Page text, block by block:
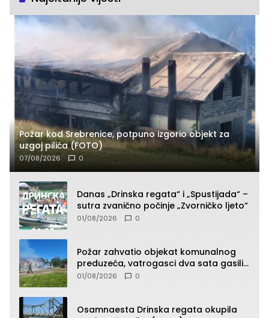
Požar kod Srebrenice, potpuno izgorio objekt za
uzgoj pilića (FOTO)
07/08/2026 0
Danas „Drinska regata“ i „Spustijada“ –
sutra zvanično počinje „Zvorničko ljeto“
01/08/2026 0
Požar zahvatio objekat komunalnog
preduzeća, vatrogasci dva sata gasili
vatru (FOTO)
01/08/2026 0
Osamnaesta Drinska regata okupila